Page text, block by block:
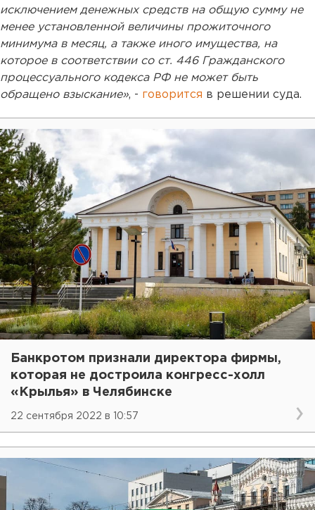
исключением денежных средств на общую сумму не
менее установленной величины прожиточного
минимума в месяц, а также иного имущества, на
которое в соответствии со ст. 446 Гражданского
процессуального кодекса РФ не может быть
обращено взыскание», - говорится в решении суда.
Банкротом признали директора фирмы,
которая не достроила конгресс-холл
«Крылья» в Челябинске
22 сентября 2022 в 10:57